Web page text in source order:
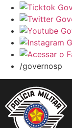
/governosp